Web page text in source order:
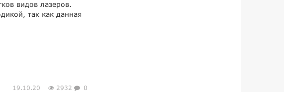
видов лазеров.
так как данная
19.10.20 2932 0